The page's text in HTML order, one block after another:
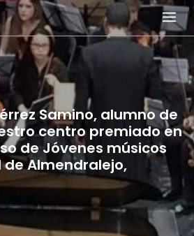
Samino, alumno de
centro premiado en
de Jóvenes músicos
Almendralejo,